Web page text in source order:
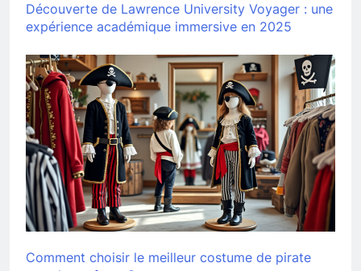
Découverte de Lawrence University Voyager : une
expérience académique immersive en 2025
Comment choisir le meilleur costume de pirate